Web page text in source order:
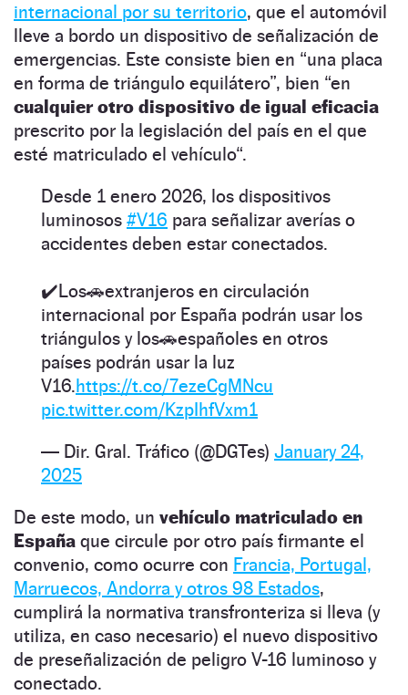
internacional por su territorio, que el automóvil
lleve a bordo un dispositivo de señalización de
emergencias. Este consiste bien en “una placa
en forma de triángulo equilátero”, bien “en
cualquier otro dispositivo de igual eficacia
prescrito por la legislación del país en el que
esté matriculado el vehículo“.
Desde 1 enero 2026, los dispositivos
luminosos #V16 para señalizar averías o
accidentes deben estar conectados.
✔️Los🚗extranjeros en circulación
internacional por España podrán usar los
triángulos y los🚗españoles en otros
países podrán usar la luz
V16.https://t.co/7ezeCgMNcu
pic.twitter.com/KzpIhfVxm1
— Dir. Gral. Tráfico (@DGTes) January 24,
2025
De este modo, un vehículo matriculado en
España que circule por otro país firmante el
convenio, como ocurre con Francia, Portugal,
Marruecos, Andorra y otros 98 Estados,
cumplirá la normativa transfronteriza si lleva (y
utiliza, en caso necesario) el nuevo dispositivo
de preseñalización de peligro V-16 luminoso y
conectado.